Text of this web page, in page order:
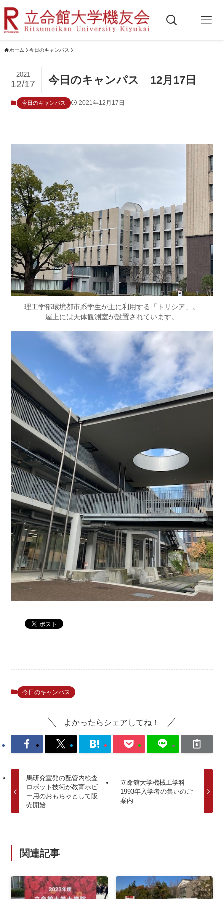
ホーム 今日のキャンパス
今日のキャンパス 12月17日
2021
12/17
今日のキャンパス 2021年12月17日
理工学部環境都市系学生が主に利用する「トリシア」。
屋上には天体観測室が設置されています。
今日のキャンパス
よかったらシェアしてね！
馬研究室発の配管内検査
ロボット技術が教育ホビ
ー用のおもちゃとして販
売開始
立命館大学機械工学科
1993年入学者の集いのご
案内
関連記事